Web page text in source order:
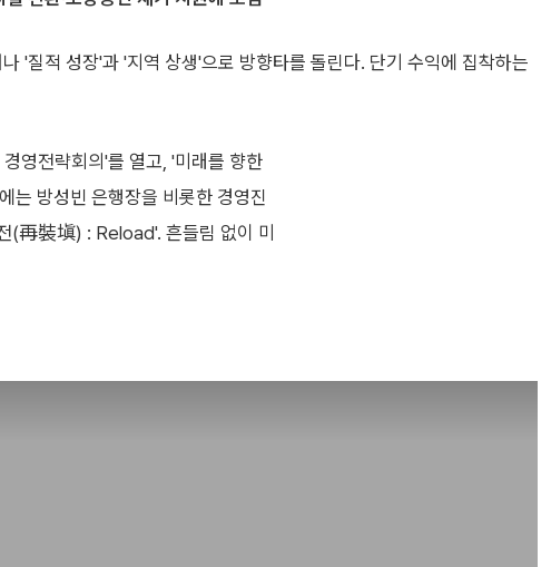
'질적 성장'과 '지역 상생'으로 방향타를 돌린다. 단기 수익에 집착하는
영전략회의'를 열고, '미래를 향한
는 방성빈 은행장을 비롯한 경영진
(再裝塡) : Reload'. 흔들림 없이 미